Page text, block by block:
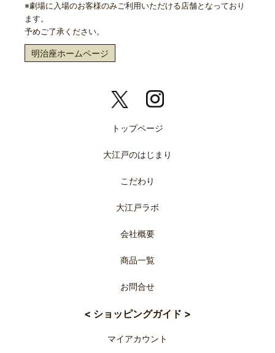
※劇場に入場のお客様のみご利用いただける店舗となっており
ます。
予めご了承ください。
明治座ホームページ
トップページ
大江戸のはじまり
こだわり
大江戸ラボ
会社概要
商品一覧
お問合せ
< ショッピングガイド >
マイアカウント